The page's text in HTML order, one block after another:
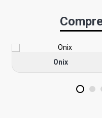
Onix
1 2